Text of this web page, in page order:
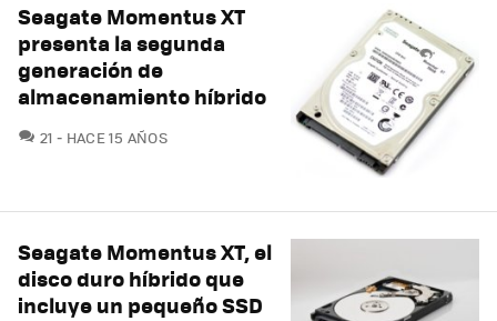
Seagate Momentus XT
presenta la segunda
generación de
almacenamiento híbrido
21 COMENTARIOS
HACE 15 AÑOS
Seagate Momentus XT, el
disco duro híbrido que
incluye un pequeño SSD